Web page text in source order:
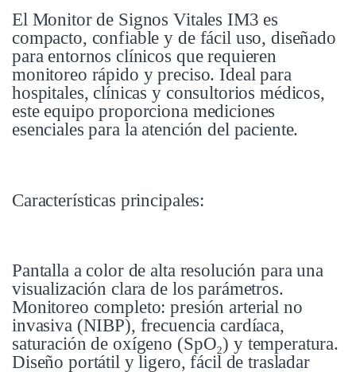
El Monitor de Signos Vitales IM3 es
compacto, confiable y de fácil uso, diseñado
para entornos clínicos que requieren
monitoreo rápido y preciso. Ideal para
hospitales, clínicas y consultorios médicos,
este equipo proporciona mediciones
esenciales para la atención del paciente.
Características principales:
Pantalla a color de alta resolución para una
visualización clara de los parámetros.
Monitoreo completo: presión arterial no
invasiva (NIBP), frecuencia cardíaca,
saturación de oxígeno (SpO₂) y temperatura.
Diseño portátil y ligero, fácil de trasladar